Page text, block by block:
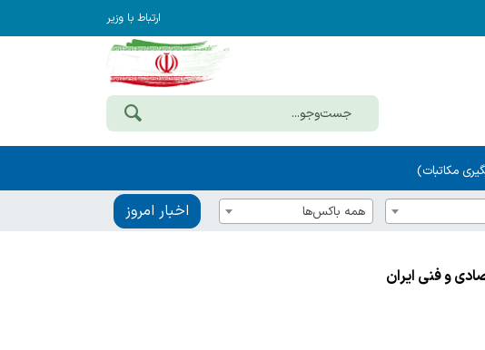
ارتباط با وزیر
مکاتبات)
همه باکس‌ها اخبار امروز